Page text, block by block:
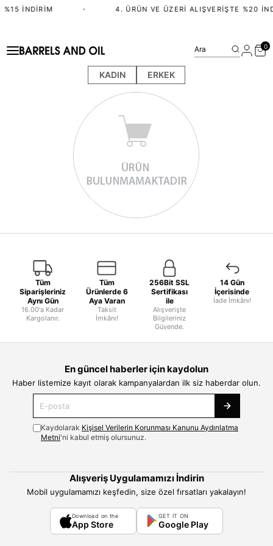
%15 İNDIRIM • 4. ÜRÜN VE ÜZERI ALIŞVERIŞTE %20
KADIN ERKEK
Ara 0
Tüm
Siparişleriniz
Aynı Gün
16.00'a Kadar
Kargolanır.
Tüm
Ürünlerde 6
Aya Varan
Taksit
İmkânı!
256Bit SSL
Sertifikası
ile
Alışverişte
Bilgileriniz
Güvende.
14 Gün
İçerisinde
İade İmkânı!
En güncel haberler için kaydolun
Haber listemize kayıt olarak kampanyalardan ilk siz haberdar olun.
Kaydolarak Kişisel Verilerin Korunması Kanunu Aydınlatma
Metni'ni kabul etmiş olursunuz.
Alışveriş Uygulamamızı İndirin
Mobil uygulamamızı keşfedin, size özel fırsatları yakalayın!
Download on the
App Store
GET IT ON
Google Play